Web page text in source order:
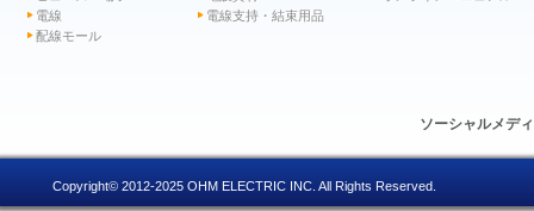
電線
電線支持・結束用品
配線モール
ソーシャルメデ
Copyright© 2012-2025 OHM ELECTRIC INC. All Rights Reserved.